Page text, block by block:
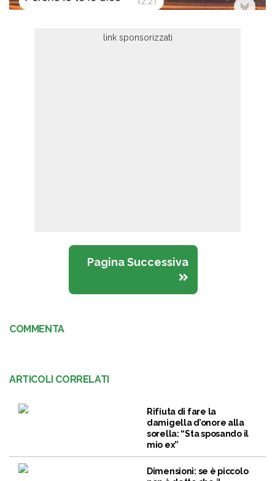
Pagina Successiva
COMMENTA
ARTICOLI CORRELATI
Rifiuta di fare la
damigella d’onore alla
sorella: “Sta sposando il
mio ex”
Dimensioni: se è piccolo